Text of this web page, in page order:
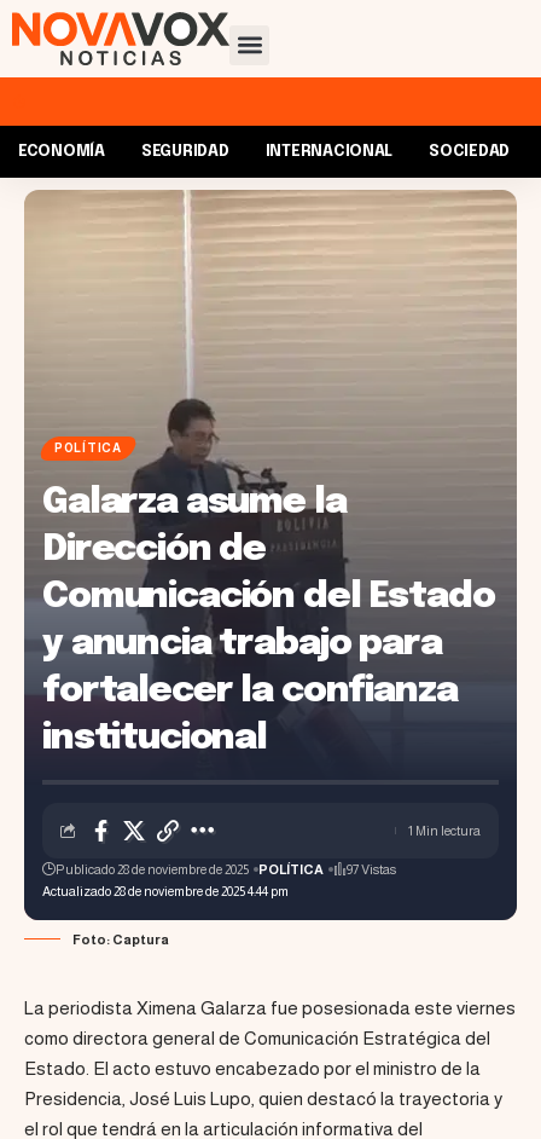
ECONOMÍA SEGURIDAD INTERNACIONAL SOCIEDAD
POLÍTICA
Galarza asume la
Dirección de
Comunicación del Estado
y anuncia trabajo para
fortalecer la confianza
institucional
Actualizado 28 de noviembre de 2025 4:44 pm
Publicado 28 de noviembre de 2025 POLÍTICA 97 Vistas
1 Min lectura
Foto: Captura
La periodista Ximena Galarza fue posesionada este viernes
como directora general de Comunicación Estratégica del
Estado. El acto estuvo encabezado por el ministro de la
Presidencia, José Luis Lupo, quien destacó la trayectoria y
el rol que tendrá en la articulación informativa del